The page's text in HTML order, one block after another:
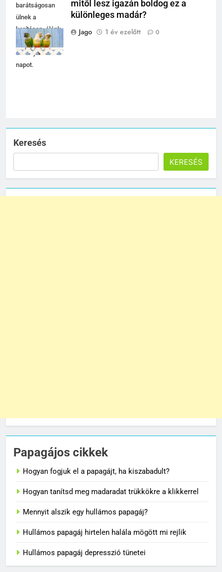
barátságosan
ülnek a
kerítésen, élénk
színeikkel
feldobják a
napot.
mitől lesz igazán boldog ez a
különleges madár?
Jago
1 év ezelőtt 0
Keresés
KERESÉS
Papagájos cikkek
Hogyan fogjuk el a papagájt, ha kiszabadult?
Hogyan tanítsd meg madaradat trükkökre a klikkerrel
Mennyit alszik egy hullámos papagáj?
Hullámos papagáj hirtelen halála mögött mi rejlik
Hullámos papagáj depresszió tünetei